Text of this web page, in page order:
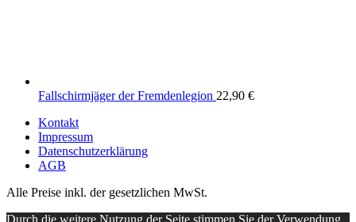
Fallschirmjäger der Fremdenlegion 22,90 €
Kontakt
Impressum
Datenschutzerklärung
AGB
Alle Preise inkl. der gesetzlichen MwSt.
Durch die weitere Nutzung der Seite stimmen Sie der Verwendung